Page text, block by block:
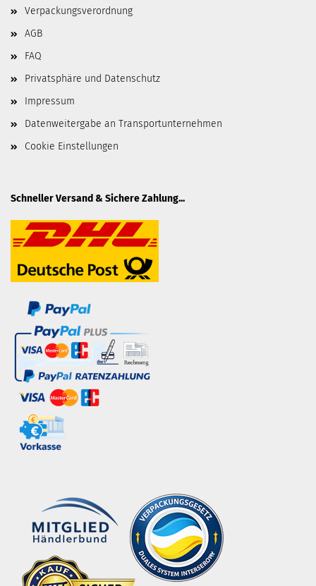
Verpackungsverordnung
AGB
FAQ
Privatsphäre und Datenschutz
Impressum
Datenweitergabe an Transportunternehmen
Cookie Einstellungen
Schneller Versand & Sichere Zahlung...